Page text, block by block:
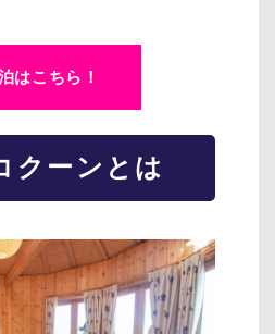
はこちら！
クーンとは